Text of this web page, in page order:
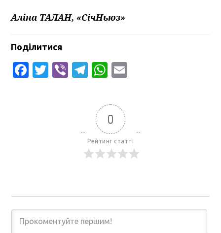
Аліна ТАЛАН, «СічНьюз»
Поділитися
Facebook
Twitter
ViberTelegram
WhatsApp
0
Рейтинг статті